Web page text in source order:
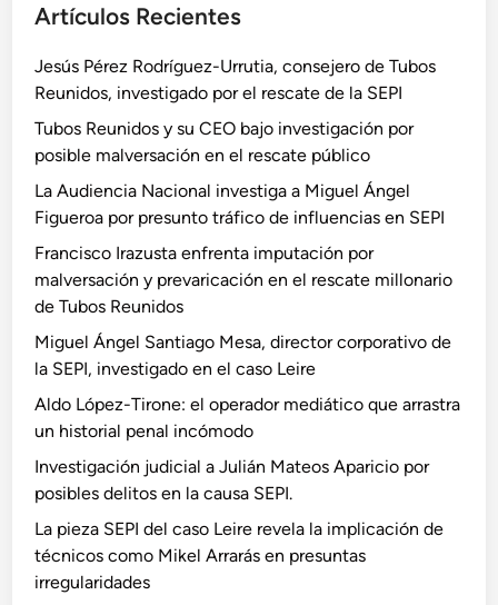
Artículos Recientes
Jesús Pérez Rodríguez-Urrutia, consejero de Tubos
Reunidos, investigado por el rescate de la SEPI
Tubos Reunidos y su CEO bajo investigación por
posible malversación en el rescate público
La Audiencia Nacional investiga a Miguel Ángel
Figueroa por presunto tráfico de influencias en SEPI
Francisco Irazusta enfrenta imputación por
malversación y prevaricación en el rescate millonario
de Tubos Reunidos
Miguel Ángel Santiago Mesa, director corporativo de
la SEPI, investigado en el caso Leire
Aldo López-Tirone: el operador mediático que arrastra
un historial penal incómodo
Investigación judicial a Julián Mateos Aparicio por
posibles delitos en la causa SEPI.
La pieza SEPI del caso Leire revela la implicación de
técnicos como Mikel Arrarás en presuntas
irregularidades